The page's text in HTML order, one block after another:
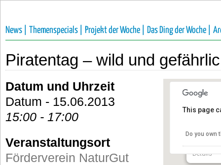
News | Themenspecials | Projekt der Woche | Das Ding der Woche |
Piratentag – wild und
Talstraße
Details
This page
Do you own
Datum und Uhrzeit
Datum - 15.06.2013
15:00 - 17:00
Veranstaltungsort
Förderverein NaturGut